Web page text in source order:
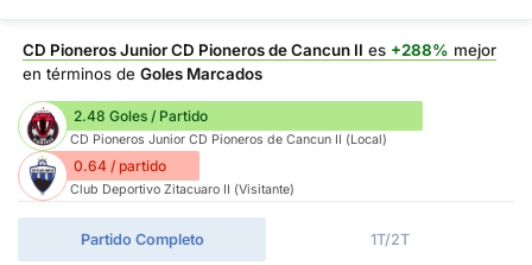
CD Pioneros Junior CD Pioneros de Cancun II es +288% mejor
en términos de Goles Marcados
2.48 Goles / Partido
CD Pioneros Junior CD Pioneros de Cancun II (Local)
0.64 / partido
Club Deportivo Zitacuaro II (Visitante)
Partido Completo 1T/2T